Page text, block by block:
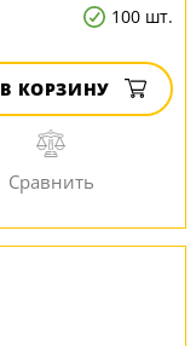
100 шт.
В КОРЗИНУ